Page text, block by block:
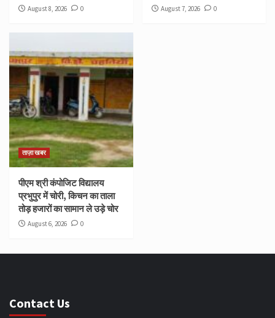
August 8, 2026 0 August 7, 2026 0
ताज़ा खबर
पीएम श्री कंपोजिट विद्यालय
प्रभुपुर में चोरी, किचन का ताला
तोड़ हजारों का सामान ले उड़े चोर
August 6, 2026 0
Contact Us